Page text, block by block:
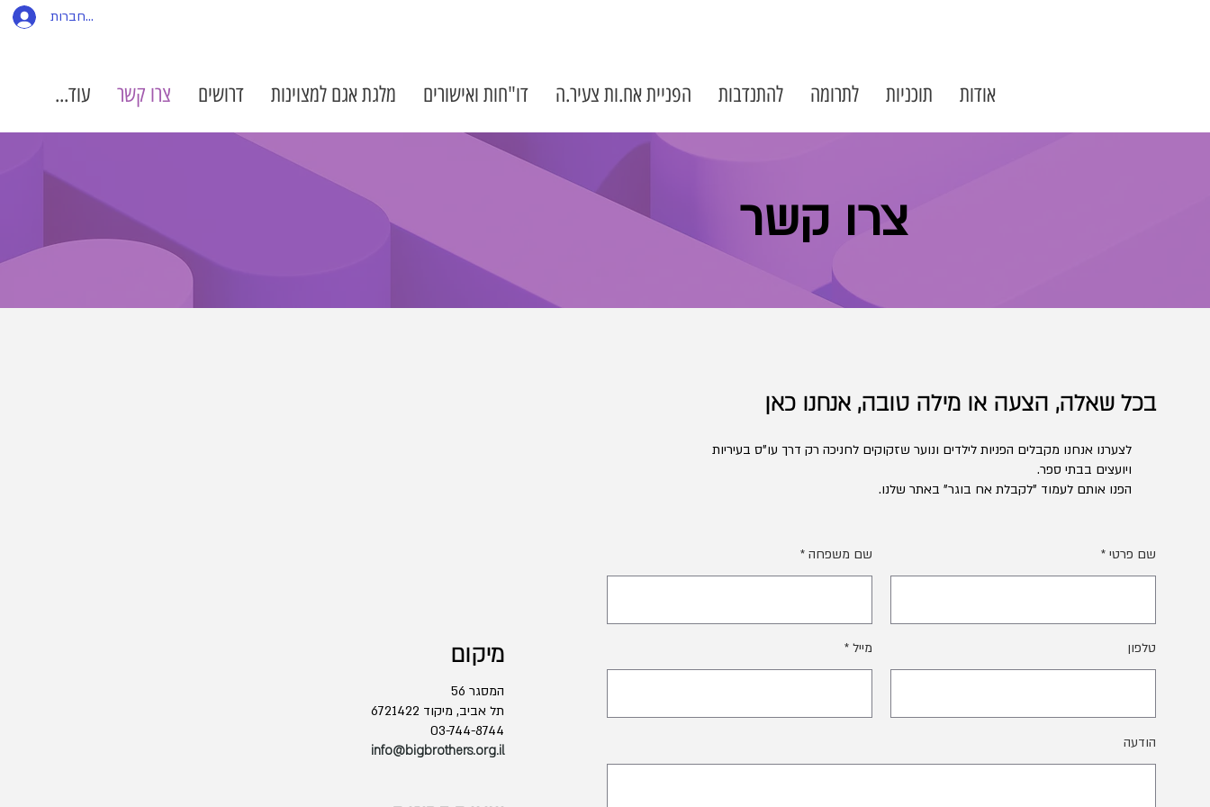
להתחברות
אודות תוכניות לתרומה להתנדבות הפניית אח.ות צעיר.ה דו"חות ואישורים מלגת אגם למצוינות דרושים צרו קשר עוד...
צרו קשר
בכל שאלה, הצעה או מילה טובה, אנחנו כאן
לצערנו אנחנו מקבלים הפניות לילדים ונוער שזקוקים לחניכה רק דרך עו"ס בעיריות
ויועצים בבתי ספר.
הפנו אותם לעמוד "לקבלת אח בוגר" באתר שלנו.
שם משפחה
מייל
הודעה
שם פרטי
טלפון מיקום
המסגר 56
תל אביב, מיקוד 6721422
03-744-8744
info@bigbrothers.org.il